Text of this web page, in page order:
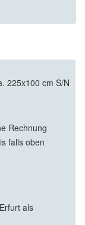
225x100 cm S/N
Rechnung
falls oben
als